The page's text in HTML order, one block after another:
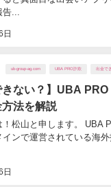
日
...
ub-group-ag.com UBA PRO詐欺 出金で
きない？】UBA
法を解説
日
！松山と申します。 UBA
インで運営されている海